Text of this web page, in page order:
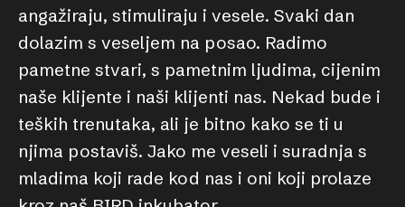
angažiraju, stimuliraju i vesele. Svaki dan
dolazim s veseljem na posao. Radimo
pametne stvari, s pametnim ljudima, cijenim
naše klijente i naši klijenti nas. Nekad bude i
teških trenutaka, ali je bitno kako se ti u
njima postaviš. Jako me veseli i suradnja s
mladima koji rade kod nas i oni koji prolaze